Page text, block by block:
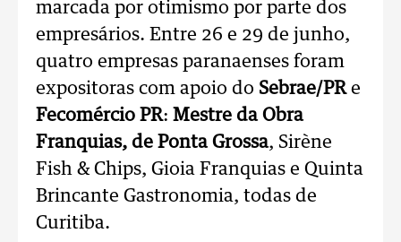
marcada por otimismo por parte dos
empresários. Entre 26 e 29 de junho,
quatro empresas paranaenses foram
expositoras com apoio do Sebrae/PR e
Fecomércio PR: Mestre da Obra
Franquias, de Ponta Grossa, Sirène
Fish & Chips, Gioia Franquias e Quinta
Brincante Gastronomia, todas de
Curitiba.